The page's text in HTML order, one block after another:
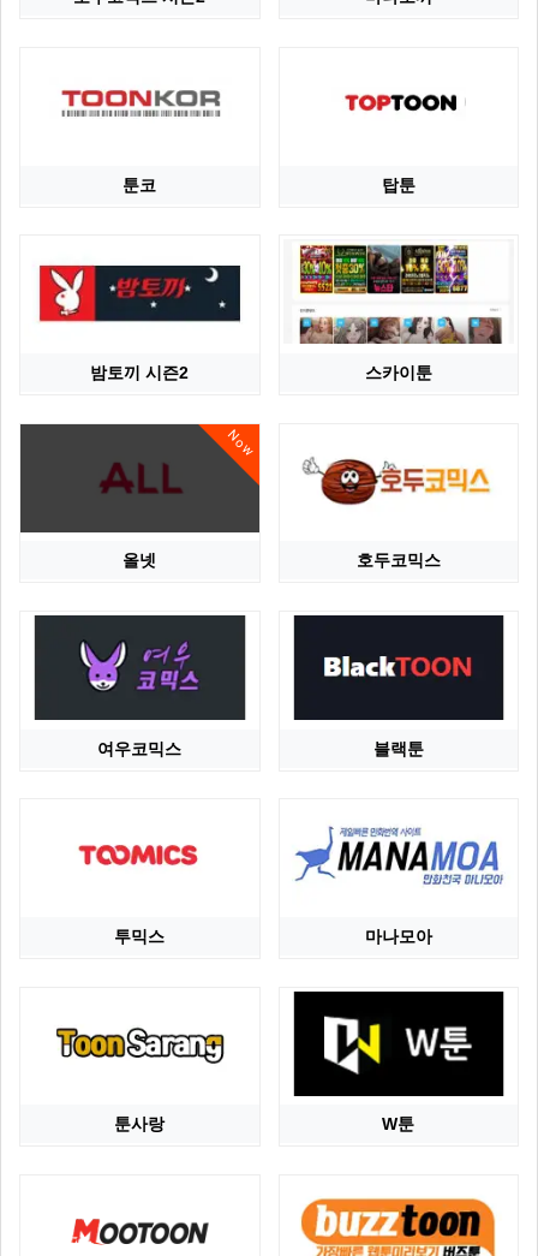
툰코 탑툰
밤토끼 시즌2 스카이툰
Now
올넷 호두코믹스
여우코믹스 블랙툰
투믹스 마나모아
툰사랑 W툰